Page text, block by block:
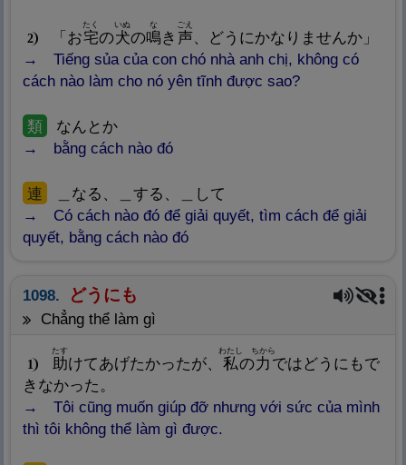
2 「お宅
Nghĩa: Nhà cửa, nhà tôi, chồng
たく
の犬
いぬ
の鳴
な
き 声
ごえ
、どうにかなりませんか」
Tiếng sủa của con chó nhà anh chị, không có
cách nào làm cho nó yên tĩnh được sao?
類
なんとか
bằng cách nào đó
連
＿なる、＿する、＿して
Có cách nào đó để giải quyết, tìm cách để giải
quyết, bằng cách nào đó
1098. どうにも
chẳng thể làm gì
1 助
たす
けてあげたかったが、 私
わたし
の力
ちから
ではどうにもで
きなかった。
Tôi cũng muốn giúp đỡ nhưng với sức của mình
thì tôi không thể làm gì được.